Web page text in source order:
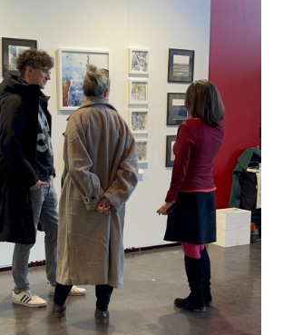
KAMMERMUSIKFEST DES GOLDMUND
vom 16. bis 18. Mai 2025 im